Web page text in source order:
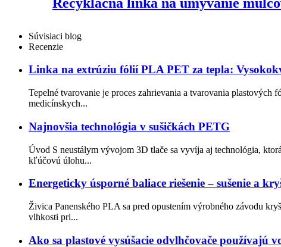
Súvisiaci blog
Recenzie
Linka na extrúziu fólií PLA PET za tepla:
Tepelné tvarovanie je proces zahrievania a tvarovania
medicínskych...
Najnovšia technológia v sušičkách PETG
Úvod S neustálym vývojom 3D tlače sa vyvíja aj technológia,
kľúčovú úlohu...
Energeticky úsporné baliace riešenie – sušenie a
Živica Panenského PLA sa pred opustením výrobného závodu
vlhkosti pri...
Ako sa plastové vysúšacie odvlhčovače používajú